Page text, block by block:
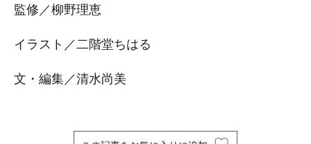
監修／柳野理恵
イラスト／二階堂ちはる
文・編集／清水尚美